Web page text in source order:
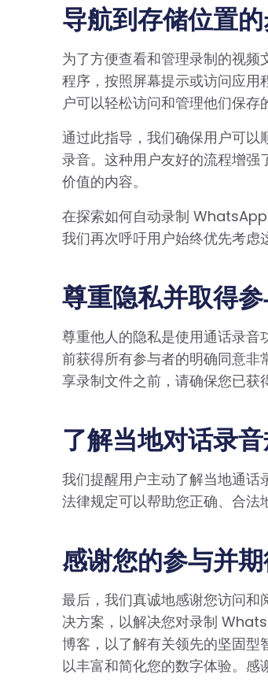
导航到存储位置
为了方便查看和管理录制的视
程序，按照屏幕提示或访问应用
户可以轻松访问和管理他们保存
通过此指导，我们确保用户可
录音。这种用户友好的流程增
价值的内容。
在探索如何自动录制 WhatsApp
我们再次呼吁用户始终优先考虑
尊重隐私并取得
尊重他人的隐私是使用通话录
前获得所有参与者的明确同意
享录制文件之前，请确保您已获
了解当地对话录音
我们提醒用户主动了解当地通
法律规定可以帮助您正确、合法
感谢您的参与并
最后，我们真诚地感谢您访问
决方案，以解决您对录制
博客，以了解有关领先的坚固型
以丰富和简化您的数字体验。感